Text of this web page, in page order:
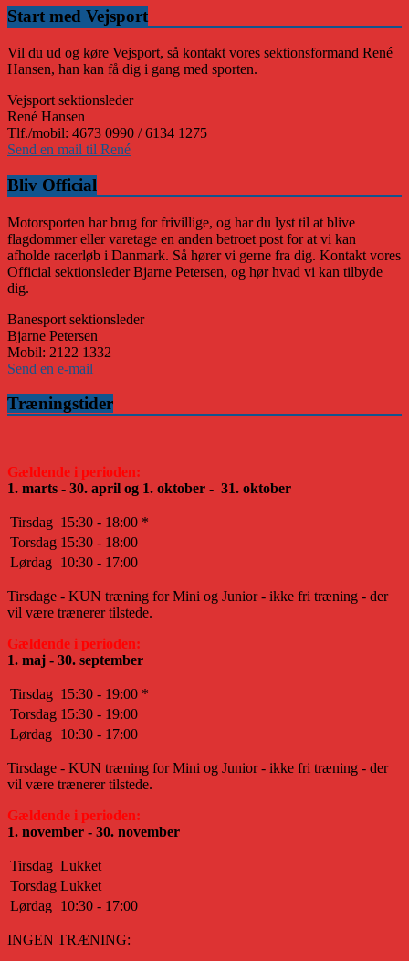
Start med Vejsport
Vil du ud og køre Vejsport, så kontakt vores sektionsformand René
Hansen, han kan få dig i gang med sporten.
Vejsport sektionsleder
René Hansen
Tlf./mobil: 4673 0990 / 6134 1275
Send en mail til René
Bliv Official
Motorsporten har brug for frivillige, og har du lyst til at blive
flagdommer eller varetage en anden betroet post for at vi kan
afholde racerløb i Danmark. Så hører vi gerne fra dig. Kontakt vores
Official sektionsleder Bjarne Petersen, og hør hvad vi kan tilbyde
dig.
Banesport sektionsleder
Bjarne Petersen
Mobil: 2122 1332
Send en e-mail
Træningstider
Gældende i perioden:
1. marts - 30. april og 1. oktober - 31. oktober
Tirsdag 15:30 - 18:00 *
Torsdag 15:30 - 18:00
Lørdag 10:30 - 17:00
Tirsdage - KUN træning for Mini og Junior - ikke fri træning - der
vil være trænerer tilstede.
Gældende i perioden:
1. maj - 30. september
Tirsdag 15:30 - 19:00 *
Torsdag 15:30 - 19:00
Lørdag 10:30 - 17:00
Tirsdage - KUN træning for Mini og Junior - ikke fri træning - der
vil være trænerer tilstede.
Gældende i perioden:
1. november - 30. november
Tirsdag Lukket
Torsdag Lukket
Lørdag 10:30 - 17:00
INGEN TRÆNING: